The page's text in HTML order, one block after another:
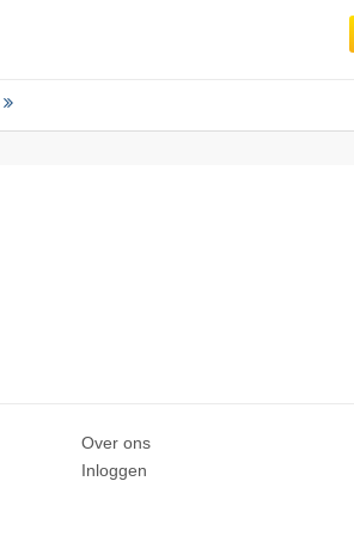
Over ons
Inloggen